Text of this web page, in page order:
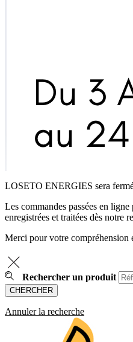
LOSETO ENERGIES sera
Les commandes passées en
enregistrées et traitées dès notre
Merci pour votre compréhension
Rechercher un produit
Annuler la recherche